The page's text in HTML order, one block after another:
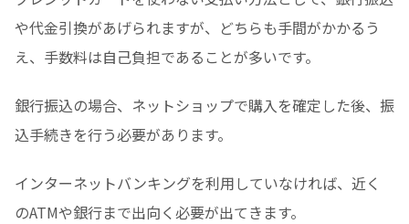
や代金引換があげられますが、どちらも手間がかかるう
え、手数料は自己負担であることが多いです。
銀行振込の場合、ネットショップで購入を確定した後、振
込手続きを行う必要があります。
インターネットバンキングを利用していなければ、近く
のATMや銀行まで出向く必要が出てきます。